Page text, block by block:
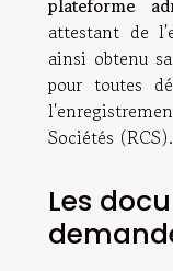
plateforme
attestant de
ainsi obtenu
pour toutes
Sociétés (RCS).
Les